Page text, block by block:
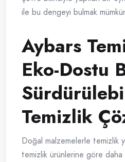
ile bu dengeyi bulmak
Aybars
Eko-Dostu
Temizlik
Doğal malzemelerle temizlik
temizlik ürünlerine göre